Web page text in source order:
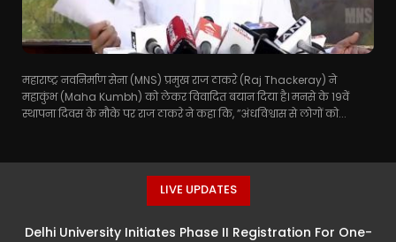
महाराष्ट्र नवनिर्माण सेना (MNS) प्रमुख राज ठाकरे (Raj Thackeray) ने
महाकुंभ (Maha Kumbh) को लेकर विवादित बयान दिया है। मनसे के 19वें
स्थापना दिवस के मौके पर राज ठाकरे ने कहा कि, ”अंधविश्वास से लोगों को...
LIVE UPDATES
Delhi University Initiates Phase II Registration For One-